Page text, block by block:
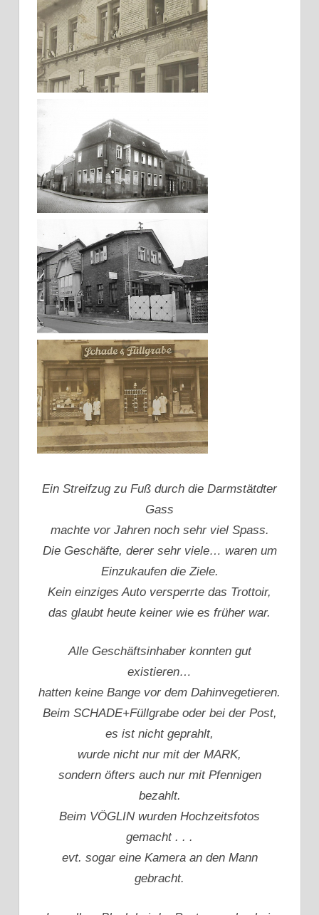
Ein Streifzug zu Fuß durch die Darmstätdter
Gass
machte vor Jahren noch sehr viel Spass.
Die Geschäfte, derer sehr viele… waren um
Einzukaufen die Ziele.
Kein einziges Auto versperrte das Trottoir,
das glaubt heute keiner wie es früher war.
Alle Geschäftsinhaber konnten gut
existieren…
hatten keine Bange vor dem Dahinvegetieren.
Beim SCHADE+Füllgrabe oder bei der Post,
es ist nicht geprahlt,
wurde nicht nur mit der MARK,
sondern öfters auch nur mit Pfennigen
bezahlt.
Beim VÖGLIN wurden Hochzeitsfotos
gemacht . . .
evt. sogar eine Kamera an den Mann
gebracht.